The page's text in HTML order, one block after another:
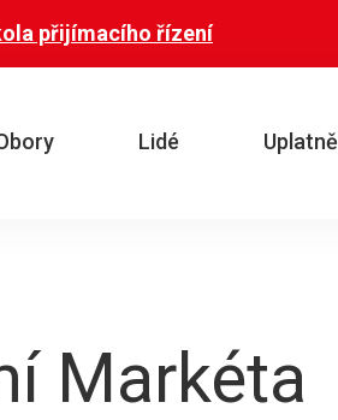
přijímacího řízení
Lidé
Markéta